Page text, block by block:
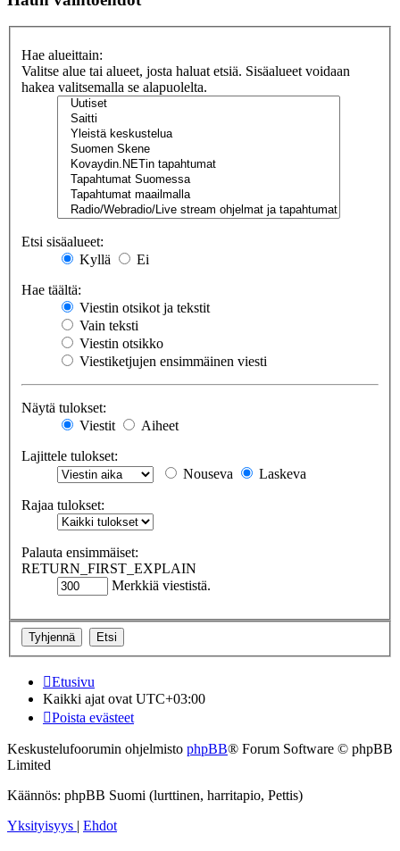
Hae alueittain:
Valitse alue tai alueet, josta haluat etsiä. Sisäalueet voidaan
hakea valitsemalla se alapuolelta.
Etsi sisäalueet:
Kyllä
Ei
Hae täältä:
Viestin otsikot ja tekstit
Vain teksti
Viestin otsikko
Viestiketjujen ensimmäinen viesti
Näytä tulokset:
Viestit
Aiheet
Lajittele tulokset:
Nouseva
Laskeva
Rajaa tulokset:
Palauta ensimmäiset:
RETURN_FIRST_EXPLAIN
Merkkiä viestistä.
Etusivu
Kaikki ajat ovat UTC+03:00
Poista evästeet
Keskustelufoorumin ohjelmisto phpBB® Forum Software © phpBB
Limited
Käännös: phpBB Suomi (lurttinen, harritapio, Pettis)
Yksityisyys | Ehdot